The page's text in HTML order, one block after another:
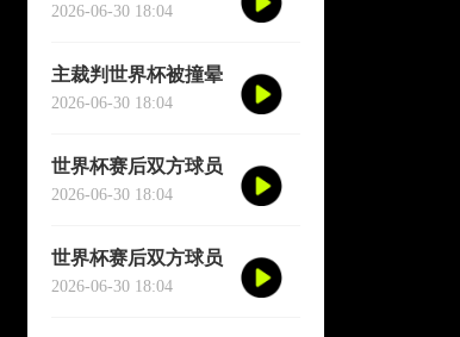
短暂失去意识
2026-06-30 18:04
主裁判世界杯被撞晕
短暂失去意识
2026-06-30 18:04
世界杯赛后双方球员
大规模冲突
2026-06-30 18:04
世界杯赛后双方球员
大规模冲突
2026-06-30 18:04